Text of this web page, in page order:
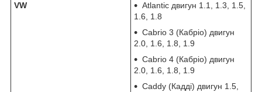
VW
Atlantic двигун 1.1, 1.3, 1.5,
1.6, 1.8
Cabrio 3 (Кабріо) двигун
2.0, 1.6, 1.8, 1.9
Cabrio 4 (Кабріо) двигун
2.0, 1.6, 1.8, 1.9
Caddy (Кадді) двигун 1.5,